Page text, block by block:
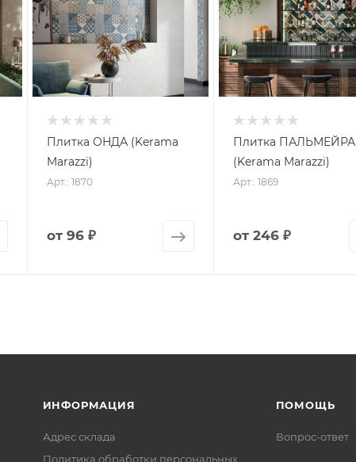
Плитка ОНДА (Kerama
Marazzi)
Арт.: 1870
от96 ₽
Плитка ПАЛЬМЕЙРА
(Kerama Marazzi)
Арт.: 1869
от 246 ₽
ИНФОРМАЦИЯ
Адрес склада
Политика обработки персональных
ПОМОЩЬ
Вопрос-ответ